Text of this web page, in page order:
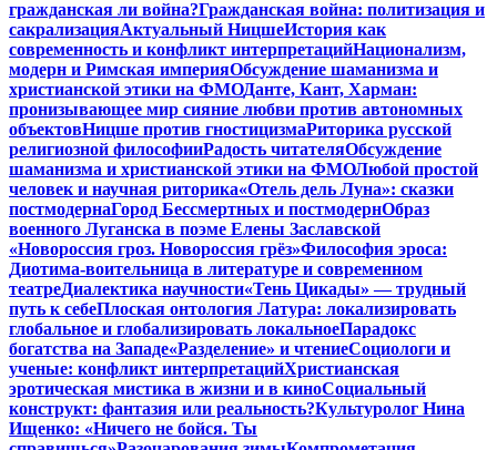
гражданская ли война?Гражданская война: политизация и
сакрализацияАктуальный НицшеИстория как
современность и конфликт интерпретацийНационализм,
модерн и Римская империяОбсуждение шаманизма и
христианской этики на ФМОДанте, Кант, Харман:
пронизывающее мир сияние любви против автономных
объектовНицше против гностицизмаРиторика русской
религиозной философииРадость читателяОбсуждение
шаманизма и христианской этики на ФМОЛюбой простой
человек и научная риторика«Отель дель Луна»: сказки
постмодернаГород Бессмертных и постмодернОбраз
военного Луганска в поэме Елены Заславской
«Новороссия гроз. Новороссия грёз»Философия эроса:
Диотима-воительница в литературе и современном
театреДиалектика научности«Тень Цикады» — трудный
путь к себеПлоская онтология Латура: локализировать
глобальное и глобализировать локальноеПарадокс
богатства на Западе«Разделение» и чтениеСоциологи и
ученые: конфликт интерпретацийХристианская
эротическая мистика в жизни и в киноСоциальный
конструкт: фантазия или реальность?Культуролог Нина
Ищенко: «Ничего не бойся. Ты